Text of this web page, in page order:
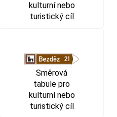
kulturní nebo
turistický cíl
Směrová
tabule pro
kulturní nebo
turistický cíl